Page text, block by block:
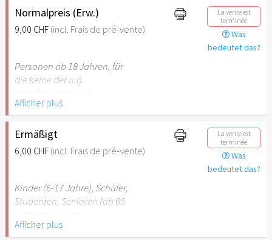
Normalpreis (Erw.)
9,00 CHF (incl. Frais de pré-vente)
La vente est
terminée
Was
bedeutet das?
Personen ab 18 Jahren, für
die keine der u.g.
Afficher plus
Ermäßigt
6,00 CHF (incl. Frais de pré-vente)
La vente est
terminée
Was
bedeutet das?
Kinder (6-17 Jahre), Schüler,
Studenten, Senioren (ab 65
Behinderung (ab 50%),
Afficher plus